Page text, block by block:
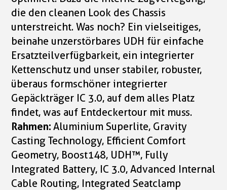
die den cleanen Look des Chassis
unterstreicht. Was noch? Ein vielseitiges,
beinahe unzerstörbares UDH für einfache
Ersatzteilverfügbarkeit, ein integrierter
Kettenschutz und unser stabiler, robuster,
überaus formschöner integrierter
Gepäckträger IC 3.0, auf dem alles Platz
findet, was auf Entdeckertour mit muss.
Rahmen:Aluminium Superlite, Gravity
Casting Technology, Efficient Comfort
Geometry, Boost148, UDH™, Fully
Integrated Battery, IC 3.0, Advanced Internal
Cable Routing, Integrated Seatclamp